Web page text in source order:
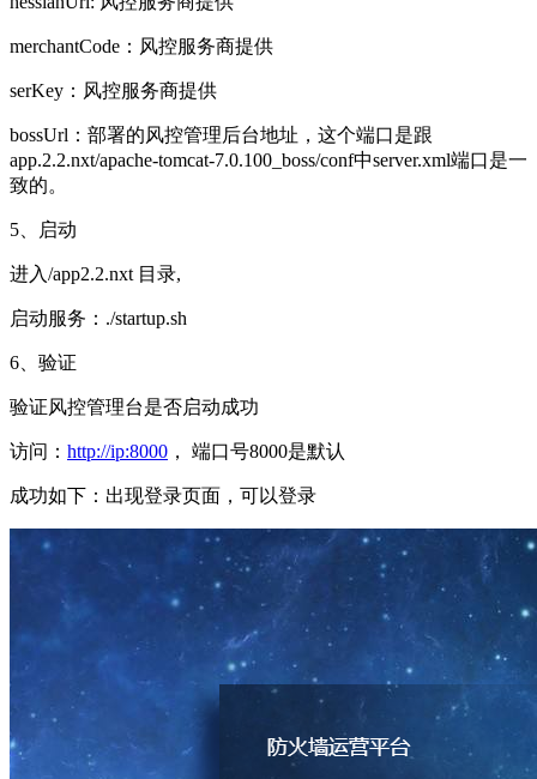
merchantCode ：风控服务商提供
serKey ：风控服务商提供
bossUrl ：部署的风控管理后台地址，这个端口是跟
app.2.2.nxt/apache-tomcat-7.0.100_boss/conf中server.xml端口是一
致的。
5、启动
进入/app2.2.nxt 目录,
启动服务： ./startup.sh
6、验证
验证风控管理台是否启动成功
访问： http://ip:8000 ， 端口号8000是默认
成功如下：出现登录页面，可以登录